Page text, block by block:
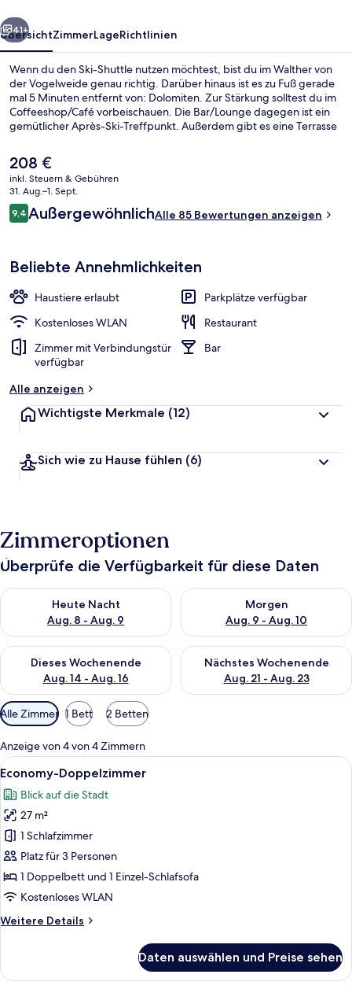
Weiter
41+
ÜbersichtZimmerLageRichtlinien
Wenn du den Ski-Shuttle nutzen möchtest, bist du im Walther von
der Vogelweide genau richtig. Darüber hinaus ist es zu Fuß gerade
mal 5 Minuten entfernt von: Dolomiten. Zur Stärkung solltest du im
Coffeeshop/Café vorbeischauen. Die Bar/Lounge dagegen ist ein
gemütlicher Après-Ski-Treffpunkt. Außerdem gibt es eine Terrasse
Der
aktuelle
Preis
beträgt
208 €.
208 €
inkl. Steuern & Gebühren
31. Aug.–1. Sept.
Bewertungen
9,49,4 von 10.
AußergewöhnlichAlle 85 Bewertungen anzeigen
Beliebte Annehmlichkeiten
Haustiere erlaubt
Parkplätze verfügbar
Kostenloses WLAN
Restaurant
Zimmer mit Verbindungstür
verfügbar
Bar
Alle anzeigen
Wichtigste Merkmale (12)
Sich wie zu Hause fühlen (6)
Zimmeroptionen
Überprüfe die Verfügbarkeit für diese Daten
Heute Nacht
Aug. 8 - Aug. 9
Überprüfe die Verfügbarkeit für heute Nacht, Aug. 8 - Aug. 9.
Morgen
Aug. 9 - Aug. 10
Überprüfe die Verfügbarkeit
Dieses Wochenende
Aug. 14 - Aug. 16
Überprüfe die Verfügbarkeit für dieses Wochenende, Aug. 14
Nächstes Wochenende
Aug. 21 - Aug. 23
Überprüfe die Verfügbarkeit
Verfügbare
Filter
für
Zimmer
Alle Zimmer 1 Bett 2 Betten
Anzeige von 4 von 4 Zimmern
Alle
Fotos
für
Economy-
Doppelzimmer
anzeigen
Ein Schlafzimmer mit einem
4
Economy-Doppelzimmer
Blick auf die Stadt
27 m²
1 Schlafzimmer
Platz für 3 Personen
1 Doppelbett und 1 Einzel-Schlafsofa
Kostenloses WLAN
Weitere Details
Weitere
Doppelzimmer
Daten auswählen und Preise sehen